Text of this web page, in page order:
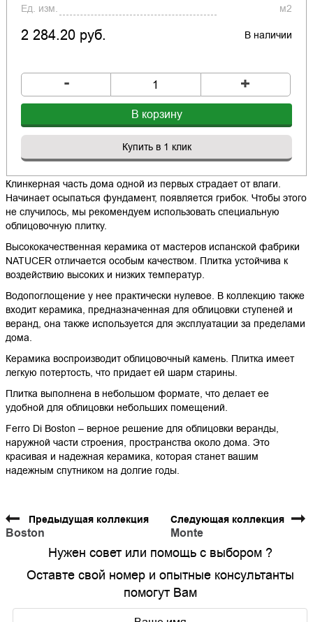
Ед. изм.
м2
2 284.20 руб. В наличии
- +
В корзину
Купить в 1 клик
Клинкерная часть дома одной из первых страдает от влаги.
Начинает осыпаться фундамент, появляется грибок. Чтобы этого
не случилось, мы рекомендуем использовать специальную
облицовочную плитку.
Высококачественная керамика от мастеров испанской фабрики
NATUCER отличается особым качеством. Плитка устойчива к
воздействию высоких и низких температур.
Водопоглощение у нее практически нулевое. В коллекцию также
входит керамика, предназначенная для облицовки ступеней и
веранд, она также используется для эксплуатации за пределами
дома.
Керамика воспроизводит облицовочный камень. Плитка имеет
легкую потертость, что придает ей шарм старины.
Плитка выполнена в небольшом формате, что делает ее
удобной для облицовки небольших помещений.
Ferro Di Boston – верное решение для облицовки веранды,
наружной части строения, пространства около дома. Это
красивая и надежная керамика, которая станет вашим
надежным спутником на долгие годы.
Предыдущая коллекция
Boston
Следующая коллекция
Monte
Нужен совет или помощь с выбором ?
Оставте свой номер и опытные консультанты
помогут Вам